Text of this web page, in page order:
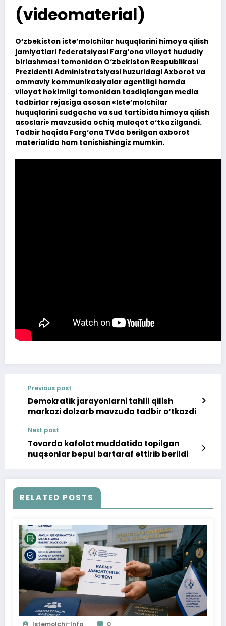
(videomaterial)
O‘zbekiston iste’molchilar huquqlarini himoya qilish
jamiyatlari federatsiyasi Farg‘ona viloyat hududiy
birlashmasi tomonidan O‘zbekiston Respublikasi
Prezidenti Administratsiyasi huzuridagi Axborot va
ommaviy kommunikasiyalar agentligi hamda
viloyat hokimligi tomonidan tasdiqlangan media
tadbirlar rejasiga asosan «Iste’molchilar
huquqlarini sudgacha va sud tartibida himoya qilish
asoslari» mavzusida ochiq muloqot o‘tkazilgandi.
Tadbir haqida Farg‘ona TVda berilgan axborot
materialida ham tanishishingiz mumkin.
Previous post
Demokratik jarayonlarni tahlil qilish
markazi dolzarb mavzuda tadbir o‘tkazdi
Next post
Tovarda kafolat muddatida topilgan
nuqsonlar bepul bartaraf ettirib berildi
RELATED POSTS
Istemolchi-Info 0